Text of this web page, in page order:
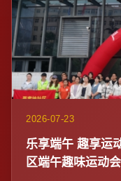
2026-07-23
乐享端午 趣享运
区端午趣味运动